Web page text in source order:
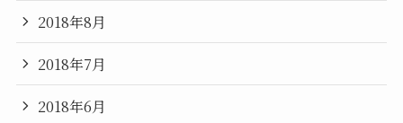
2018年8月
2018年7月
2018年6月